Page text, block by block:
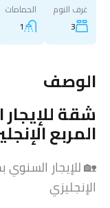
غرف النوم
3
الحمامات
1
الوصف
شقة
المربع
🏡 للإيجار
الإنجليزي